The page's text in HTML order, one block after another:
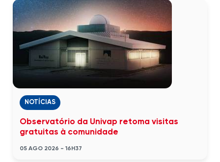
NOTÍCIAS
Observatório da Univap retoma visitas
gratuitas à comunidade
05 AGO 2026 - 16H37